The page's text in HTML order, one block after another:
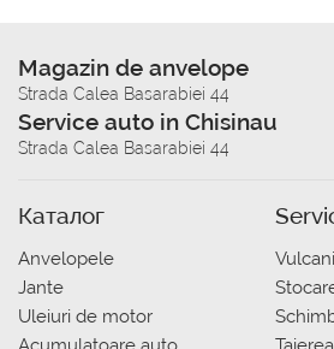
Magazin de anvelope
Strada Calea Basarabiei 44
Service auto in Chisinau
Strada Calea Basarabiei 44
Каталог
Anvelopele
Jante
Uleiuri de motor